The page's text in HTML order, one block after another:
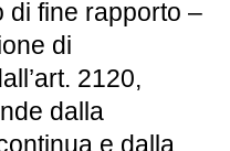
di fine rapporto –
di
2120,
dalla
e dalla